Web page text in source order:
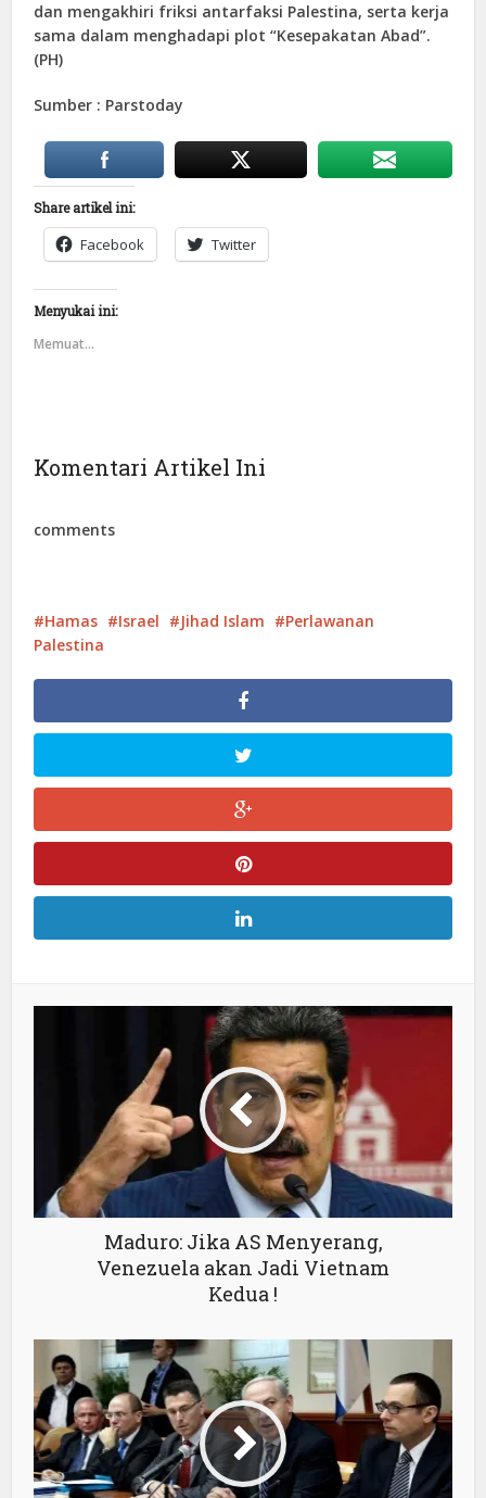
dan mengakhiri friksi antarfaksi Palestina, serta kerja
sama dalam menghadapi plot “Kesepakatan Abad”.
(PH)
Sumber : Parstoday
Share artikel ini:
Facebook Twitter
Menyukai ini:
Memuat...
Komentari Artikel Ini
comments
Hamas Israel Jihad Islam
Perlawanan
Palestina
Maduro: Jika AS Menyerang,
Venezuela akan Jadi Vietnam
Kedua !